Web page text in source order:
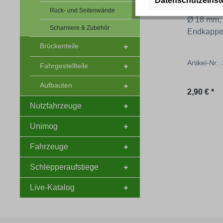
Rück- und Seitenwände
Scharniere & Zubehör
Brückenteile
Fahrgestellteile
Aufbauten
Nutzfahrzeuge
Unimog
Fahrzeuge
Schlepperaufstiege
Live-Katalog
Ø 18 mm,
Artikel-Nr.:
2,90 € *